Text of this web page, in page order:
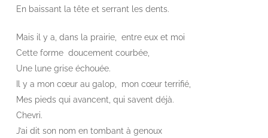
En baissant la tête et serrant les dents.
Mais il y a, dans la prairie, entre eux et moi
Cette forme doucement courbée,
Une lune grise échouée.
Il y a mon cœur au galop, mon cœur terrifié,
Mes pieds qui avancent, qui savent déjà.
Chevri.
J’ai dit son nom en tombant à genoux